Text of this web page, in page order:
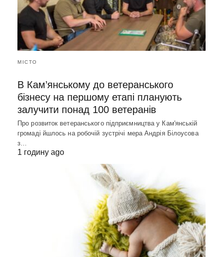
МІСТО
В Кам’янському до ветеранського
бізнесу на першому етапі планують
залучити понад 100 ветеранів
Про розвиток ветеранського підприємництва у Кам'янській
громаді йшлось на робочій зустрічі мера Андрія Білоусова
з…
1 годину ago